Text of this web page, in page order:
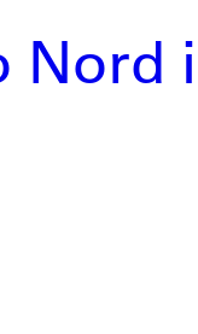
Nord